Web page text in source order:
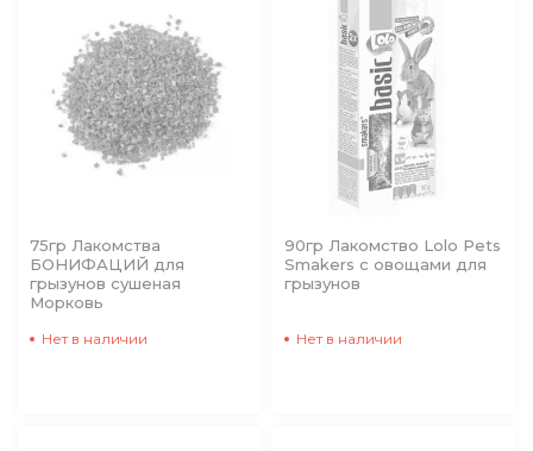
75гр Лакомства
БОНИФАЦИЙ для
грызунов сушеная
Морковь
Нет в наличии
90гр Лакомство Lolo Pets
Smakers с овощами для
грызунов
Нет в наличии